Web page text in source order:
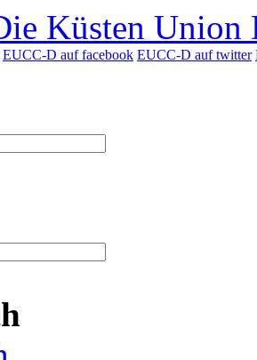
Küsten Union
EUCC-D auf facebook EUCC-D auf twitter